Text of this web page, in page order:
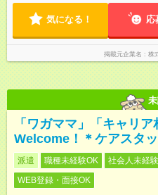
気になる！ 応
掲載元企業名 株
「ワガママ」「キャリ
Welcome！＊ケアスタ
派遣 職種未経験OK 社会人未経
WEB登録・面接OK